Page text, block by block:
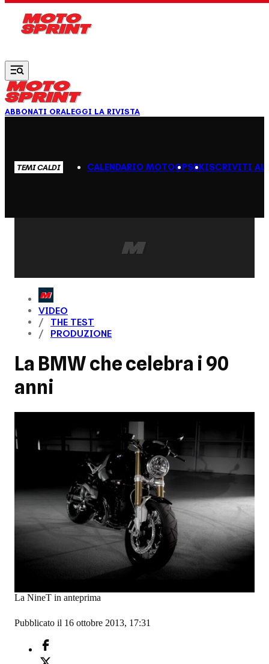
ABBONATI ORALEGGI LA RIVISTA
TEMI CALDI CALENDARIO MOTOGPSBKISCRIVITI AL
VIDEO
THE TEST
PRODUZIONE
La BMW che celebra i 90
anni
La NineT in anteprima
Pubblicato il 16 ottobre 2013, 17:31